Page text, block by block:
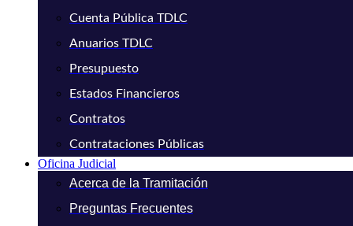
Cuenta Pública TDLC
Anuarios TDLC
Presupuesto
Estados Financieros
Contratos
Contrataciones Públicas
Oficina Judicial
Acerca de la Tramitación
Preguntas Frecuentes